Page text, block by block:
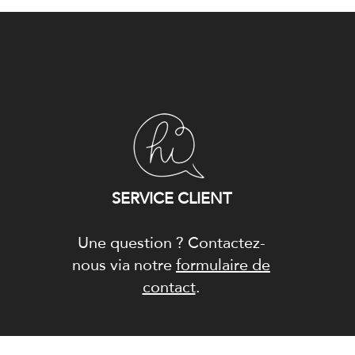
SERVICE CLIENT
Une question ? Contactez-
nous via notreformulaire de
contact.